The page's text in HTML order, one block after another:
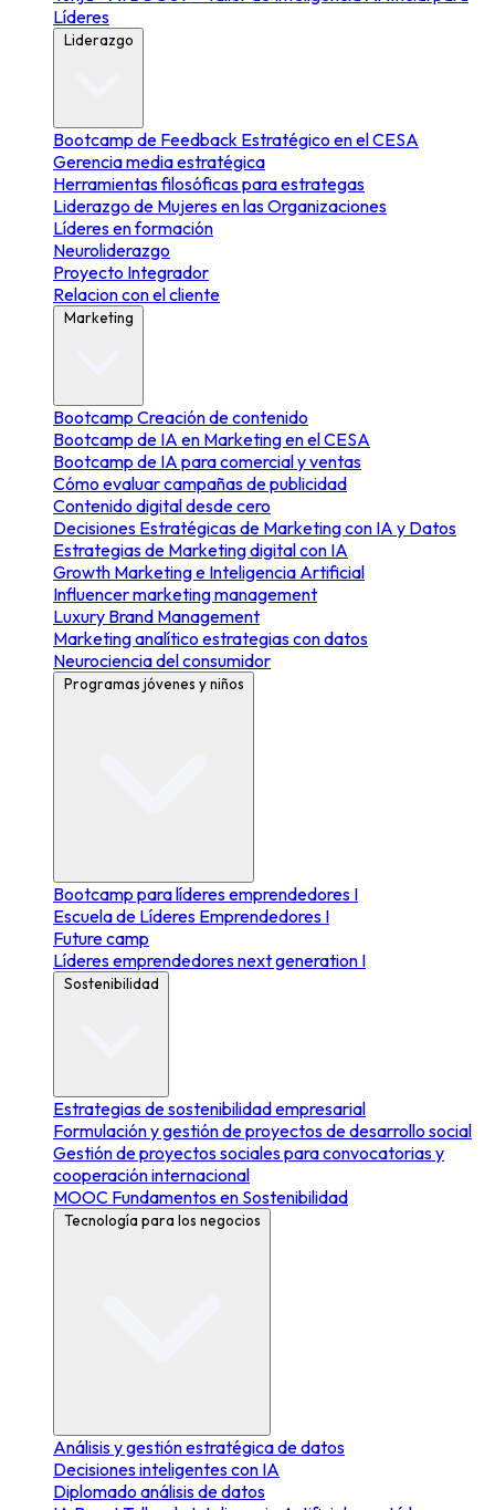
Líderes
Liderazgo
Bootcamp de Feedback Estratégico en el CESA
Gerencia media estratégica
Herramientas filosóficas para estrategas
Liderazgo de Mujeres en las Organizaciones
Líderes en formación
Neuroliderazgo
Proyecto Integrador
Relacion con el cliente
Marketing
Bootcamp Creación de contenido
Bootcamp de IA en Marketing en el CESA
Bootcamp de IA para comercial y ventas
Cómo evaluar campañas de publicidad
Contenido digital desde cero
Decisiones Estratégicas de Marketing con IA y Datos
Estrategias de Marketing digital con IA
Growth Marketing e Inteligencia Artificial
Influencer marketing management
Luxury Brand Management
Marketing analítico estrategias con datos
Neurociencia del consumidor
Programas jóvenes y niños
Bootcamp para líderes emprendedores I
Escuela de Líderes Emprendedores I
Future camp
Líderes emprendedores next generation I
Sostenibilidad
Estrategias de sostenibilidad empresarial
Formulación y gestión de proyectos de desarrollo social
Gestión de proyectos sociales para convocatorias y
cooperación internacional
MOOC Fundamentos en Sostenibilidad
Tecnología para los negocios
Análisis y gestión estratégica de datos
Decisiones inteligentes con IA
Diplomado análisis de datos